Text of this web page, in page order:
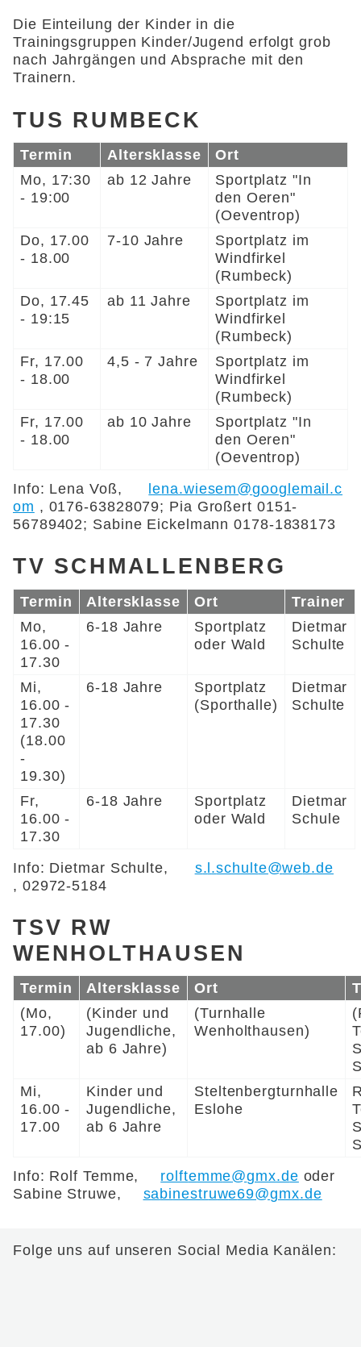
Die Einteilung der Kinder in die
Trainingsgruppen Kinder/Jugend erfolgt grob
nach Jahrgängen und Absprache mit den
Trainern.
TUS RUMBECK
Termin Altersklasse
Ort
Mo, 17:30
- 19:00
ab 12 Jahre
Sportplatz "In
den Oeren"
(Oeventrop)
Do, 17.00
- 18.00
7-10 Jahre
Sportplatz im
Windfirkel
(Rumbeck)
Do, 17.45
- 19:15
ab 11 Jahre
Sportplatz im
Windfirkel
(Rumbeck)
Fr, 17.00
- 18.00
4,5 - 7 Jahre
Sportplatz im
Windfirkel
(Rumbeck)
Fr, 17.00
- 18.00
ab 10 Jahre
Sportplatz "In
den Oeren"
(Oeventrop)
Info: Lena Voß,
l n w s m g gl m l c
m , 0176-63828079; Pia Großert 0151-
56789402; Sabine Eickelmann 0178-1838173
TV SCHMALLENBERG
Termin Altersklasse Ort
Trainer
Mo,
16.00 -
17.30
6-18 Jahre
Sportplatz
oder Wald
Dietmar
Schulte
Mi,
16.00 -
17.30
(18.00
-
19.30)
6-18 Jahre
Sportplatz
(Sporthalle)
Dietmar
Schulte
Fr,
16.00 -
17.30
6-18 Jahre
Sportplatz
oder Wald
Dietmar
Schule
Info: Dietmar Schulte, s l sch lt w b d
, 02972-5184
TSV RW
WENHOLTHAUSEN
Termin Altersklasse Ort
(Mo,
17.00)
(Kinder und
Jugendliche,
ab 6 Jahre)
(Turnhalle
Wenholthausen)
Mi,
16.00 -
17.00
Kinder und
Jugendliche,
ab 6 Jahre
Steltenbergturnhalle
Eslohe
Info: Rolf Temme,
r lft mm gmx d
oder
Sabine Struwe,
s b n str w 69 gmx d
Folge uns auf unseren Social Media Kanälen: